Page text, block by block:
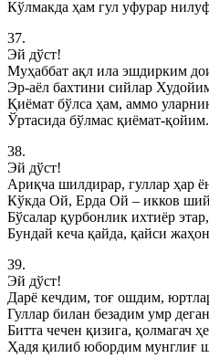
Кўлмакда ҳам гул уфурар
37.
Эй дўст!
Муҳаббат ақл ила эшдирким
Эр-аёл бахтини сийлар
Қиёмат бўлса ҳам, аммо
Ўртасида бўлмас қиёмат-қойим.
38.
Эй дўст!
Ариқча шилдирар, гуллар ҳар
Кўкда Ой, Ерда Ой – икков
Бўсалар қурбонлик ихтиёр этар,
Бундай кеча қайда, қайси
39.
Эй дўст!
Дарё кечдим, тоғ ошдим,
Гуллар билан безадим умр
Битта чечен қизига, қолмагач
Ҳадя қилиб юбордим мунглиғ